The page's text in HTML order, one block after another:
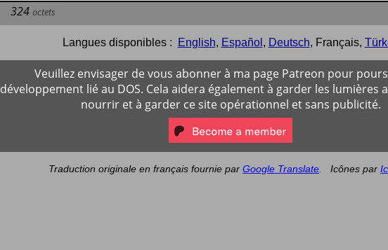
324 octets
Langues disponibles : English, Español , Deutsch, Français,
Veuillez envisager de vous abonner à ma page Patreon pour
développement lié au DOS. Cela aidera également à garder les lumières
nourrir et à garder ce site opérationnel et sans publicité.
Traduction originale en français fournie par Google Translate Icônes par